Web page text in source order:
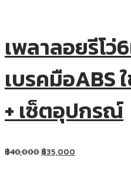
เพลาลอยรีโว่
เบรคมือABS
+ เซ็ตอุปกรณ์
฿40,000฿35,000